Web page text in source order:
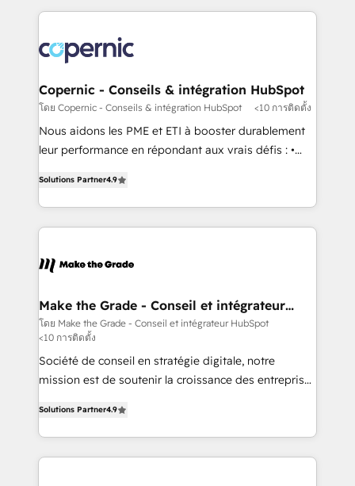
rollouts, adoption coaching. Buying HubSpot,
switching to it, or reviving a stale portal? We are
technical execution to solve the right problem at the
implement your CRM. We engineer revenue
outcomes for the GTM owner on HubSpot. We Build
Different Because We're Built Different: - Secure:
Soc2 compliant 🛡️ - Onboarding: Implementations
starting from $1,5k - Clay: Elite Studio Solutions
Partner 🤝 - Global: 75+ RPers across five continents
Elite HubSpot Partner 🪴 - CRM: More Sales Hub
implementations than any other Partner 💻 -
agency for a GTM engineer’s job. The choice is
Copernic - Conseils & intégration HubSpot
โดย Copernic - Conseils & intégration HubSpot <10 การติดตั้ง
Nous aidons les PME et ETI à booster durablement
leur performance en répondant aux vrais défis : •
téléphonie, etc.) • Alignement des équipes grâce à un
outil et des données partagées • Amélioration de la
collecte et de l’analyse des données pour des
de la productivité des équipes Notre équipe de 30
avec un engagement total, alignant processus
métiers et technologie, et guidant vos équipes à
travers le changement, tout en centrant vos objectifs
d’entreprise. Grâce à une méthodologie éprouvée
auprès de plus de 400 clients, nous comprenons
HubSpot dans votre organisation. Pour toute
question technique ou besoin de structuration de
votre projet HubSpot, contactez notre équipe pour
Solutions Partner4.9
Make the Grade - Conseil et intégrateur
HubSpot
โดย Make the Grade - Conseil et intégrateur HubSpot
<10 การติดตั้ง
Société de conseil en stratégie digitale, notre
mission est de soutenir la croissance des entreprises
l'intégration CRM et le développement des revenus
auprès de vos comptes existants. En France et à
l'international, nous travaillons avec des ETI
Solutions Partner4.9